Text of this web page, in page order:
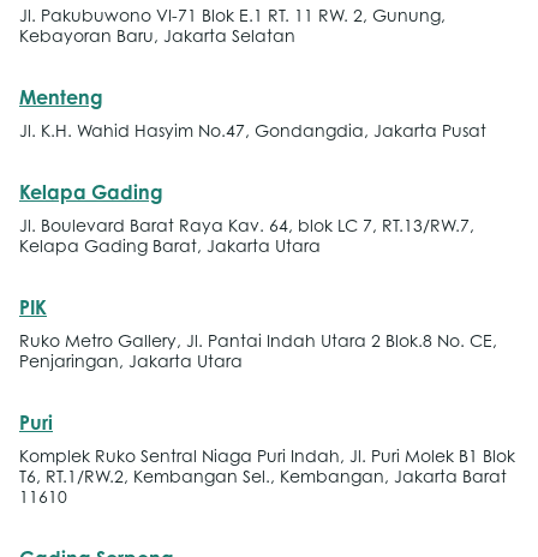
Jl. Pakubuwono VI-71 Blok E.1 RT. 11 RW. 2, Gunung,
Kebayoran Baru, Jakarta Selatan
Menteng
Jl. K.H. Wahid Hasyim No.47, Gondangdia, Jakarta Pusat
Kelapa Gading
Jl. Boulevard Barat Raya Kav. 64, blok LC 7, RT.13/RW.7,
Kelapa Gading Barat, Jakarta Utara
PIK
Ruko Metro Gallery, Jl. Pantai Indah Utara 2 Blok.8 No. CE,
Penjaringan, Jakarta Utara
Puri
Komplek Ruko Sentral Niaga Puri Indah, Jl. Puri Molek B1 Blok
T6, RT.1/RW.2, Kembangan Sel., Kembangan, Jakarta Barat
11610